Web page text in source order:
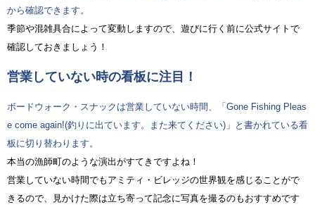
から確認できます。
季節や混雑具合によって変動しますので、遊びに行く前に公式サイトで
確認しておきましょう！
営業していない時の看板に注目！
ボードウォーク・スナックは営業していない時間、「Gone Fishing Pleas
e come again!(釣りに出ています。また来てください)」と書かれている看
板に切り替わります。
本当の漁師町のような演出がすてきですよね！
営業していない時間でもアミティ・ビレッジの世界観を感じることがで
きるので、見かけた際は立ち寄って記念に写真を撮るのもおすすめです